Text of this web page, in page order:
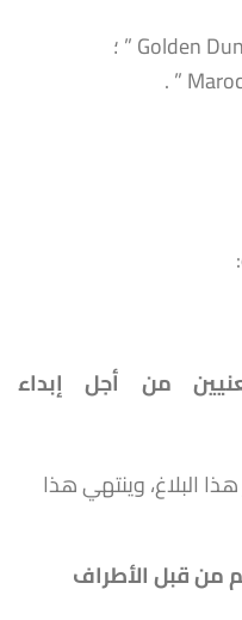
:
من أجل إبداء
هذا البلاغ، وينتهي هذا
من قبل الأطراف